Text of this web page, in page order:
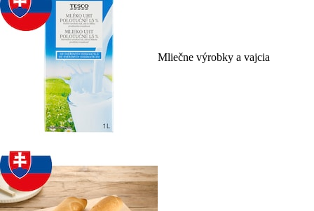
Mliečne výrobky a vajcia